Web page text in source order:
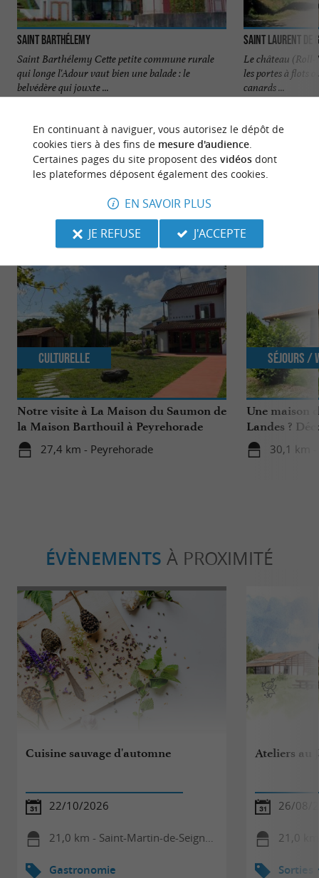
Saint Barthélemy
Saint Barthélemy Cette petite commune rurale
qui longe l'Adour vaut bien une balade : le
belvédère qui jouxte ...
Saint Laurent de
Le château
les portes à flots
canards ...
NOUS AVONS TESTÉPOUR VOUS
Notre visite à La Maison du Saumon de
la Maison Barthouil à Peyrehorade
27,4 km - Peyrehorade
Culturelle
Une maison
Landes ?
Lanas à
30,1 km -
Séjours /
ÉVÈNEMENTS À PROXIMITÉ
Cuisine sauvage d'automne
22/10/2026
21,0 km - Saint-Martin-de-Seignanx
Gastronomie
Ateliers au
26/08/
21,0 km
Sorties
En continuant à naviguer, vous autorisez le dépôt de
cookies tiers à des fins de mesure d'audience.
Certaines pages du site proposent des vidéosdont
les plateformes déposent également des cookies.
EN SAVOIR PLUS
JE REFUSE
J'ACCEPTE